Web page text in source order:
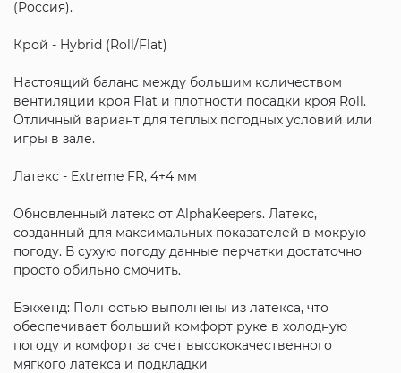
(Россия).
Крой - Hybrid (Roll/Flat)
Настоящий баланс между большим количеством
вентиляции кроя Flat и плотности посадки кроя Roll.
Отличный вариант для теплых погодных условий или
игры в зале.
Латекс - Extreme FR, 4+4 мм
Обновленный латекс от AlphaKeepers. Латекс,
созданный для максимальных показателей в мокрую
погоду. В сухую погоду данные перчатки достаточно
просто обильно смочить.
Бэкхенд: Полностью выполнены из латекса, что
обеспечивает больший комфорт руке в холодную
погоду и комфорт за счет высококачественного
мягкого латекса и подкладки